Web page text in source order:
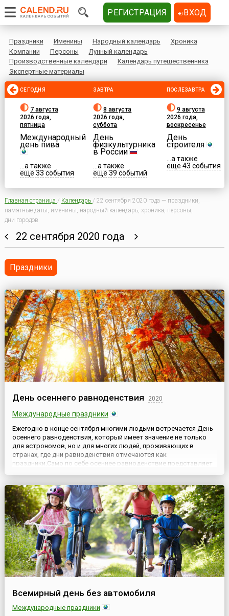
Праздники Именины Народный календарь
Хроника
Компании
Персоны
Лунный календарь
Производственные календари
Календарь путешественника
Экспертные материалы
СЕГОДНЯ
7 августа
2026 года,
пятница
Международный
день пива
...а также
еще 33 события
ЗАВТРА
8 августа
2026 года,
суббота
День
физкультурника
в России
...а также
еще 39 событий
ПОСЛЕЗАВТРА
9 августа
2026 года,
воскресенье
День
строителя
...а также
еще 43 события
Главная страница / Календарь / 22 сентября 2020 года — праздники,
памятные даты, именины, народный календарь, хроника, персоны,
дни городов
22 сентября 2020 года
Праздники
День осеннего равноденствия 2020
Международные праздники
Ежегодно в конце сентября многими людьми встречается День
осеннего равноденствия, который имеет значение не только
для астрономов, но и для многих людей, проживающих в
странах, где дни равноденствия отмечаются как
праздники.Само по себе осеннее равноденствие представляет
планеты на освещ...
Всемирный день без автомобиля
Международные праздники
РЕГИСТРАЦИЯ ВХОД